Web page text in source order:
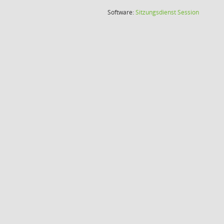
Software:SitzungsdienstSession(Wird in